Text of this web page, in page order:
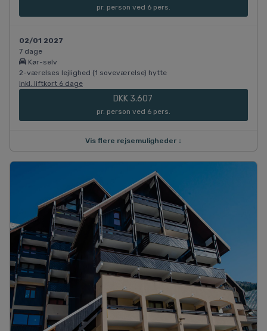
pr. person ved 6 pers.
02/01 2027
7 dage
Kør-selv
2-værelses lejlighed (1 soveværelse) hytte
Inkl. liftkort 6 dage
DKK 3.607
pr. person ved 6 pers.
Vis flere rejsemuligheder ↓